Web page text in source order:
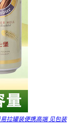
拉罐装便携高端 见包装